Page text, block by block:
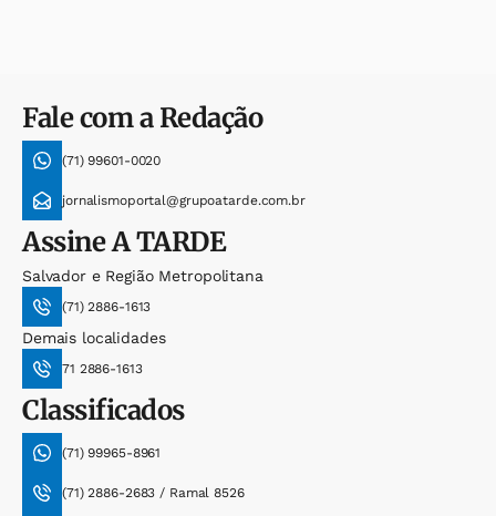
Fale com a Redação
(71) 99601-0020
jornalismoportal@grupoatarde.com.br
AssineA TARDE
Salvador e Região Metropolitana
(71) 2886-1613
Demais localidades
71 2886-1613
Classificados
(71) 99965-8961
(71) 2886-2683 / Ramal 8526